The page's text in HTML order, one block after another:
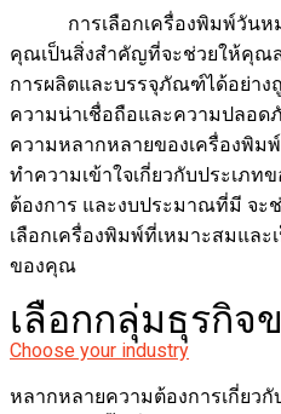
การเลือกเครื่องพิมพ์วันหม
คุณเป็นสิ่งสำคัญที่จะช่วยให้คุณ
การผลิตและบรรจุภัณฑ์ได้อย่าง
ความน่าเชื่อถือและความปลอ
ความหลากหลายของเครื่องพิม
ทำความเข้าใจเกี่ยวกับประเภ
ต้องการ และงบประมาณที่มี จ
เลือกเครื่องพิมพ์ที่เหมาะสมแล
ของคุณ
เลือกกลุ่มธุรกิจ
Choose your industry
หลากหลายความต้องการเกี่ยว